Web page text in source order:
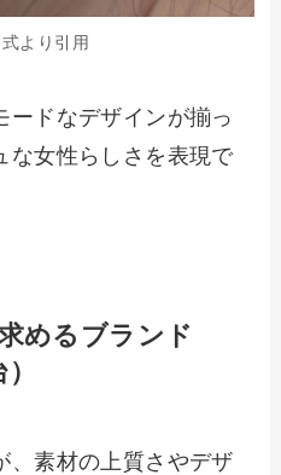
より引用
ードなデザインが揃っ
な女性らしさを表現で
めるブランド
、素材の上質さやデザ